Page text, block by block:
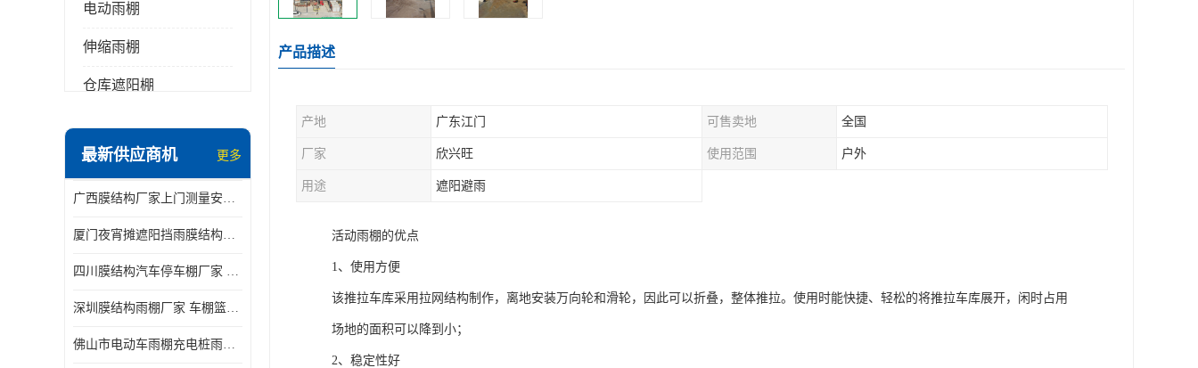
电动雨棚
伸缩雨棚
仓库遮阳棚
电动推拉雨棚
膜结构停景观棚
最新供应商机 更多
广西膜结构厂家上门测量安装发货，厂家发货没有差价
厦门夜宵摊遮阳挡雨膜结构雨棚设计 上门测量 款式多
四川膜结构汽车停车棚厂家 款式多 提供报价
深圳膜结构雨棚厂家 车棚篮球场体育看台 规格多样
佛山市电动车雨棚充电桩雨棚小区电动车棚
产品描述
产地 广东江门 可售卖地 全国
厂家 欣兴旺 使用范围 户外
用途 遮阳避雨
活动雨棚的优点
1、使用方便
该推拉车库采用拉网结构制作，离地安装万向轮和滑轮，因此可以折叠，整体推拉。使用时能快捷、轻松的将推拉车库展开，闲时占用
场地的面积可以降到小；
2、稳定性好